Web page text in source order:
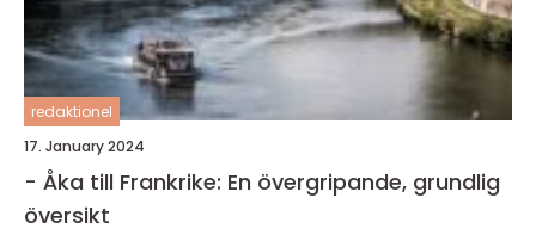
redaktionel
17. January 2024
- Åka till Frankrike: En övergripande, grundlig
översikt